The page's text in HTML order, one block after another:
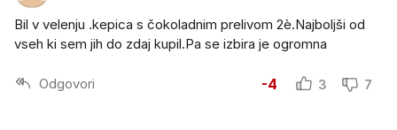
Bil v velenju .kepica s čokoladnim prelivom 2è.Najboljši od
vseh ki sem jih do zdaj kupil.Pa se izbira je ogromna
Odgovori -4 3 7